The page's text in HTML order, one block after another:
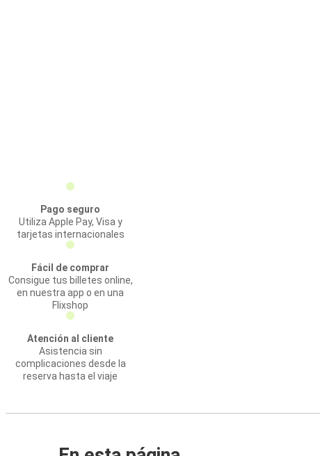
Pago seguro
Utiliza Apple Pay, Visa y
tarjetas internacionales
Fácil de comprar
Consigue tus billetes online,
en nuestra app o en una
Flixshop
Atención al cliente
Asistencia sin
complicaciones desde la
reserva hasta el viaje